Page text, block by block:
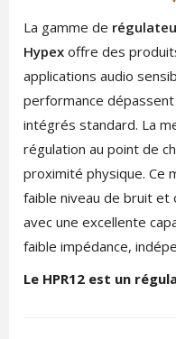
La gamme de
Hypexoffre des
applications audio
performance
intégrés standard. La
régulation au point de
proximité physique. Ce
faible niveau de bruit et
avec une excellente
faible impédance,
Le HPR12 est un